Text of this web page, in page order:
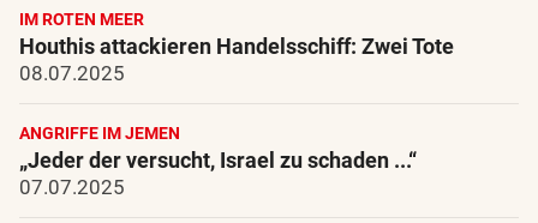
IM ROTEN MEER
Houthis attackieren Handelsschiff: Zwei Tote
08.07.2025
ANGRIFFE IM JEMEN
„Jeder der versucht, Israel zu schaden ...“
07.07.2025